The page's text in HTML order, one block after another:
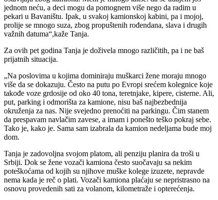
jednom neću, a deci mogu da pomognem više nego da radim u
pekari u Bavaništu. Ipak, u svakoj kamionskoj kabini, pa i mojoj,
prolije se mnogo suza, zbog propuštenih rođendana, slava i drugih
važnih datuma“,kaže Tanja.
Za ovih pet godina Tanja je doživela mnogo različitih, pa i ne baš
prijatnih situacija.
„Na poslovima u kojima dominiraju muškarci žene moraju mnogo
više da se dokazuju. Često na putu po Evropi srećem kolegnice koje
takođe voze grdosije od oko 40 tona, teretnjake, kipere, cisterne. Ali,
put, parking i odmorišta za kamione, nisu baš najbezbednija
okruženja za nas. Nije svejedno prenoćiti na parkingu. Čim stanem
da prespavam navlačim zavese, a imam i ponešto teško pokraj sebe.
Tako je, kako je. Sama sam izabrala da kamion nedeljama bude moj
dom.
Tanja je zadovoljna svojom platom, ali penziju planira da troši u
Srbiji. Dok se žene vozači kamiona često suočavaju sa nekim
poteškoćama od kojih su njihove muške kolege izuzete, nepravde
nema kada je reč o plati. Vozači kamiona plaćaju se nepristrasno na
osnovu provedenih sati za volanom, kilometraže i opterećenja.